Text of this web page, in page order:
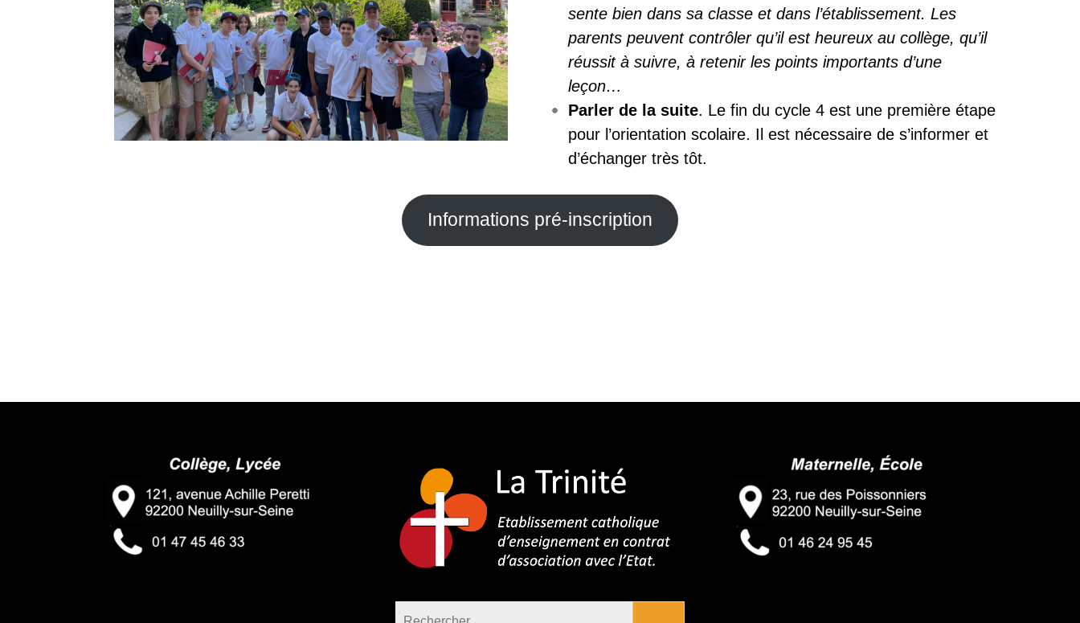
sente bien dans sa classe et dans l’établissement. Les
parents peuvent contrôler qu’il est heureux au collège, qu’il
réussit à suivre, à retenir les points importants d’une
leçon…
Parler de la suite. Le fin du cycle 4 est une première étape
pour l’orientation scolaire. Il est nécessaire de s’informer et
d’échanger très tôt.
Informations pré-inscription